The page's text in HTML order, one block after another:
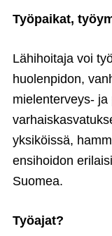
Työpaikat,
Lähihoitaja voi
huolenpidon,
mielenterveys-
yksiköissä,
ensihoidon
Suomea.
Työajat?